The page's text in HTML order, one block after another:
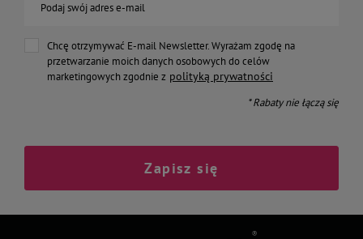
Podaj swój adres e-mail
Chcę otrzymywać E-mail Newsletter. Wyrażam zgodę na
przetwarzanie moich danych osobowych do celów
marketingowych zgodnie z polityką prywatności
* Rabaty nie łączą się
Zapisz się